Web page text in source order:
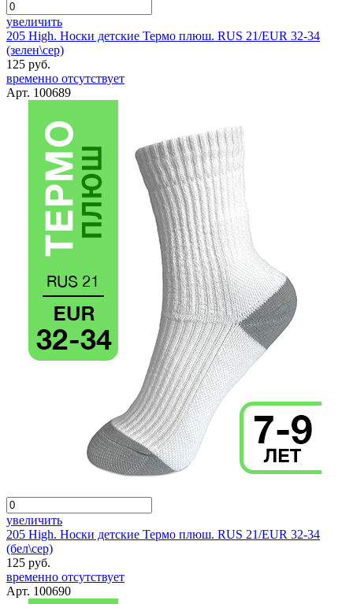
увеличить
205 High. Носки детские Термо плюш. RUS 21/EUR 32-34
(зелен\сер)
125 руб.
временно отсутствует
Арт. 100689
увеличить
205 High. Носки детские Термо плюш. RUS 21/EUR 32-34
(бел\сер)
125 руб.
временно отсутствует
Арт. 100690